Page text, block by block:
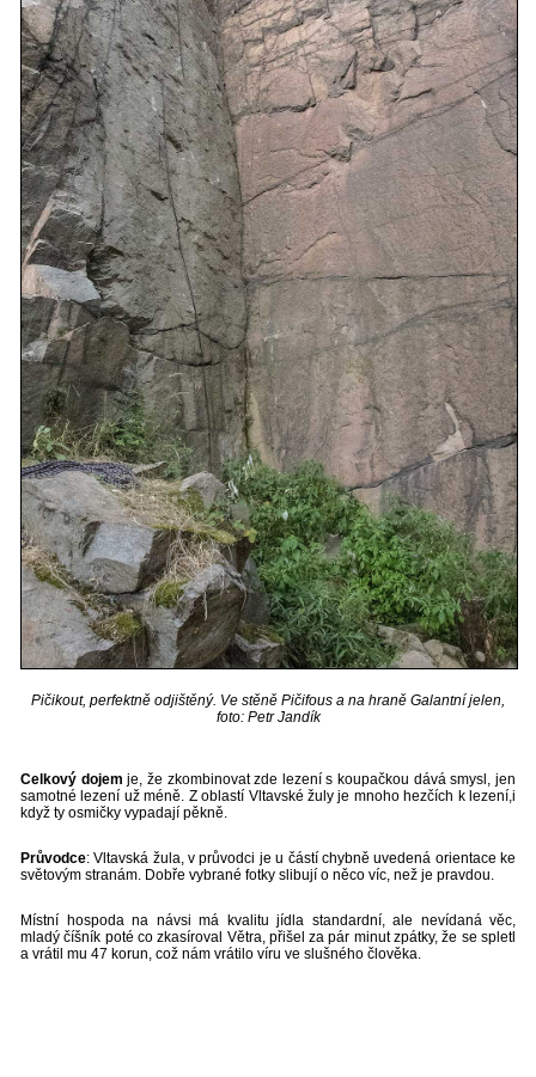
Pičikout, perfektně odjištěný. Ve stěně Pičifous a na hraně Galantní jelen,
foto: Petr Jandík
Celkový dojem je, že zkombinovat zde lezení s koupačkou dává smysl, jen
samotné lezení už méně. Z oblastí Vltavské žuly je mnoho hezčích k lezení,i
když ty osmičky vypadají pěkně.
Průvodce: Vltavská žula, v průvodci je u částí chybně uvedená orientace ke
světovým stranám. Dobře vybrané fotky slibují o něco víc, než je pravdou.
Místní hospoda na návsi má kvalitu jídla standardní, ale nevídaná věc,
mladý číšník poté co zkasíroval Větra, přišel za pár minut zpátky, že se spletl
a vrátil mu 47 korun, což nám vrátilo víru ve slušného člověka.